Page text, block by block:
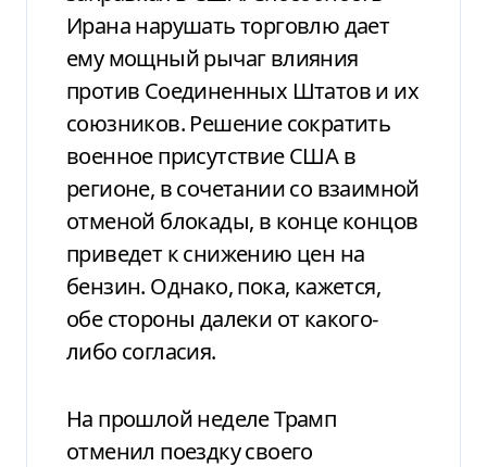
Ирана нарушать торговлю дает
ему мощный рычаг влияния
против Соединенных Штатов и их
союзников. Решение сократить
военное присутствие США в
регионе, в сочетании со взаимной
отменой блокады, в конце концов
приведет к снижению цен на
бензин. Однако, пока, кажется,
обе стороны далеки от какого-
либо согласия.
На прошлой неделе Трамп
отменил поездку своего